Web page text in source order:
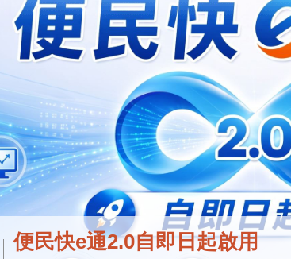
便民快e通2.0自即日起啟用